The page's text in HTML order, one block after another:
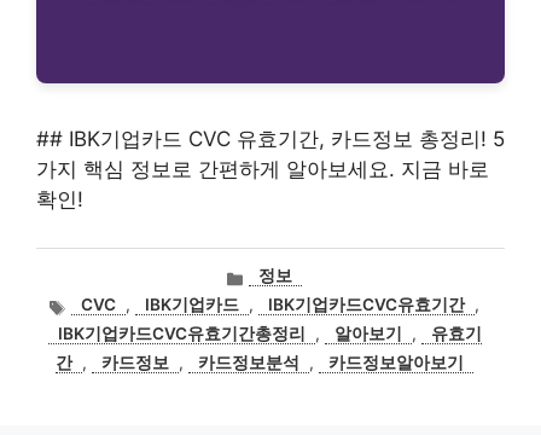
## IBK기업카드 CVC 유효기간, 카드정보 총정리! 5
가지 핵심 정보로 간편하게 알아보세요. 지금 바로
확인!
카
고
리
정보
태
그
CVC , IBK기업카드 , IBK기업카드CVC유효기간 ,
IBK기업카드CVC유효기간총정리
, 알아보기 ,
유효기
간 , 카드정보 , 카드정보분석 , 카드정보알아보기